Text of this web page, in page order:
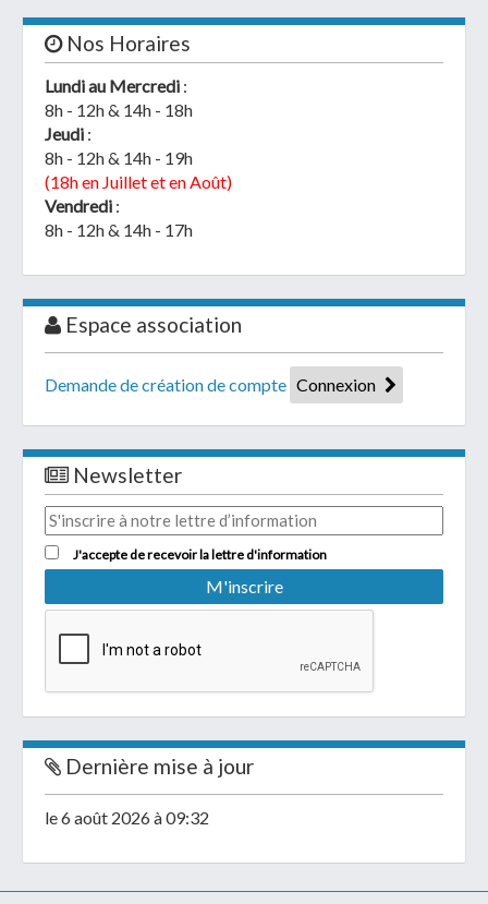
Nos Horaires
Lundi au Mercredi :
8h - 12h & 14h - 18h
Jeudi :
8h - 12h & 14h - 19h
(18h en Juillet et en Août)
Vendredi :
8h - 12h & 14h - 17h
Espace association
Demande de création de compte Connexion
Newsletter
J'accepte de recevoir la lettre d'information
Dernière mise à jour
le 6 août 2026 à 09:32